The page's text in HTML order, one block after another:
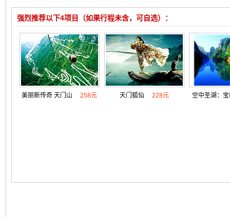
强烈推荐以下4项目（如果行程未含，可自选）：
美丽新传奇 天门山 258元 天门狐仙 228元 空中圣湖：